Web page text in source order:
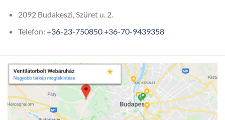
2092 Budakeszi, Szüret u. 2.
Telefon: +36-23-750850+36-70-9439358